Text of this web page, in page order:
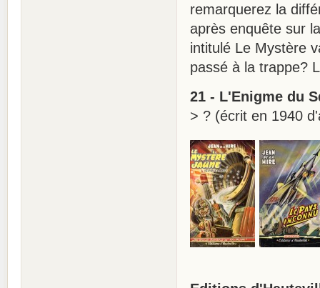
remarquerez la
après enquête sur
intitulé Le Mystère
passé à la trappe?
21 - L'Enigme du
> ? (écrit en 1940